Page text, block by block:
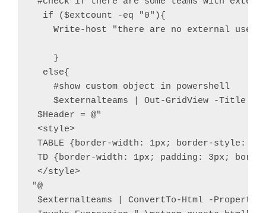
  if ($extcount -eq "0"){
    }
  else{
    #show custom object in powershell
$externalteams | Out-GridView -Title
<style>
TABLE {border-width: 1px; border-style:
TD {border-width: 1px; padding: 3px;
</style>
$externalteams | ConvertTo-Html -Property